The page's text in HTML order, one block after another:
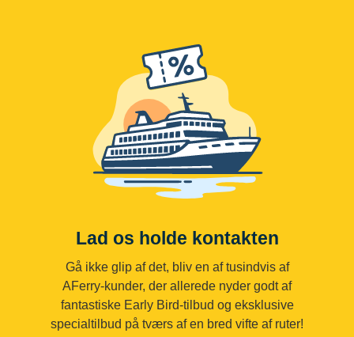
Lad os holde kontakten
Gå ikke glip af det, bliv en af tusindvis af
AFerry-kunder, der allerede nyder godt af
fantastiske Early Bird-tilbud og eksklusive
specialtilbud på tværs af en bred vifte af ruter!